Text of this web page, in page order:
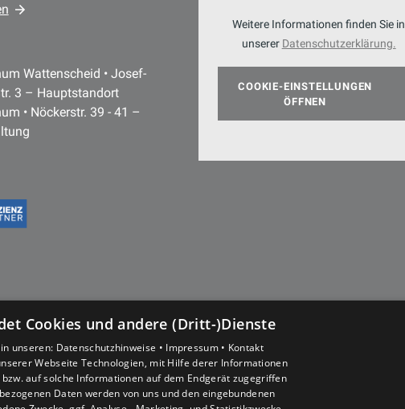
Wattenscheid • Josef-
3 – Hauptstandort
• Nöckerstr. 39 - 41 –
Weitere Informationen finden Sie in
unserer Datenschutzerklärung.
COOKIE-EINSTELLUNGEN
ÖFFNEN
Cookies und andere (Dritt-)Dienste
unseren: Datenschutzhinweise • Impressum • Kontakt
Webseite Technologien, mit Hilfe derer Informationen
auf solche Informationen auf dem Endgerät zugegriffen
Daten werden von uns und den eingebundenen